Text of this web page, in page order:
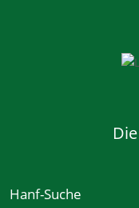
Hanf-Suche